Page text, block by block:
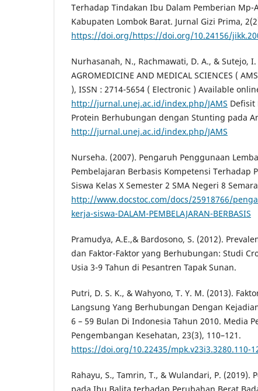
Terhadap Tindakan Ibu Dalam Pemberian Mp-
Kabupaten Lombok Barat. Jurnal Gizi Prima,
https://doi.org/https://doi.org/10.24156/
Nurhasanah, N., Rachmawati, D. A., & Sutejo, I.
AGROMEDICINE AND MEDICAL SCIENCES (
), ISSN : 2714-5654 ( Electronic ) Available
http://jurnal.unej.ac.id/index.php/JAMS Defisit
Protein Berhubungan dengan Stunting pada
http://jurnal.unej.ac.id/index.php/JAMS
Nurseha. (2007). Pengaruh Penggunaan
Pembelajaran Berbasis Kompetensi Terhadap
Siswa Kelas X Semester 2 SMA Negeri 8
http://www.docstoc.com/docs/25918766/
kerja-siswa-DALAM-PEMBELAJARAN-BERBASIS
Pramudya, A.E.,& Bardosono, S. (2012).
dan Faktor-Faktor yang Berhubungan: Studi
Usia 3-9 Tahun di Pesantren Tapak Sunan.
Putri, D. S. K., & Wahyono, T. Y. M. (2013).
Langsung Yang Berhubungan Dengan
6 – 59 Bulan Di Indonesia Tahun 2010. Media
Pengembangan Kesehatan, 23(3), 110–121.
https://doi.org/10.22435/mpk.v23i3.3280.110-
Rahayu, S., Tamrin, T., & Wulandari, P. (2019).